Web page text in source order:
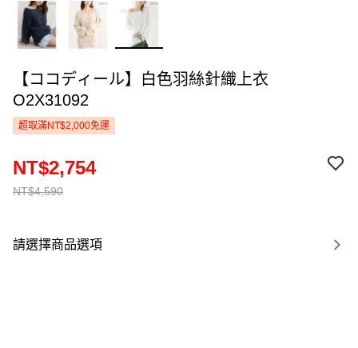
【ココディール】白色羽絲針織上衣
O2X31092
超取滿NT$2,000免運
NT$4,590
NT$2,754
請選擇商品選項